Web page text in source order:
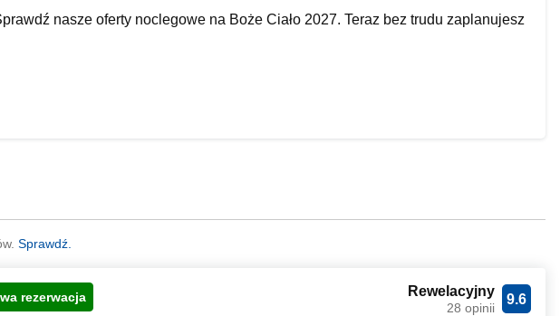
nasze oferty noclegowe na Boże Ciało 2027. Teraz bez trudu zaplanujesz
Sprawdź.
rezerwacja 9.6
Rewelacyjny
28 opinii